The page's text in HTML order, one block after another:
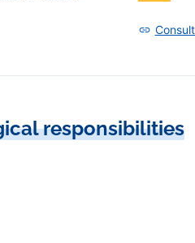
responsibilities